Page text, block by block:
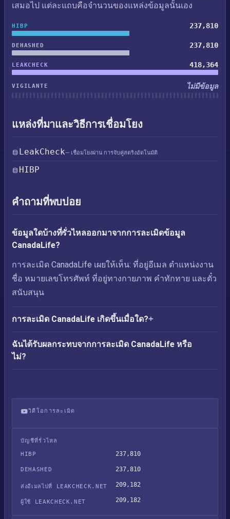
เสมอไป แต่ละแถบคือจำนวนของแหล่งข้อมูลนั้นเอง
HIBP 237,810
DEHASHED 237,810
LEAKCHECK 418,364
VIGILANTE ไม่มีข้อมูล
แหล่งที่มาและวิธีการเชื่อมโยง
LeakCheck— เชื่อมโยงผ่าน การจับคู่สตริงอัตโนมัติ
HIBP
คำถามที่พบบ่อย
ข้อมูลใดบ้างที่รั่วไหลออกมาจากการละเมิดข้อมูล
CanadaLife?
การละเมิด CanadaLife เผยให้เห็น: ที่อยู่อีเมล ตำแหน่งงาน
ชื่อ หมายเลขโทรศัพท์ ที่อยู่ทางกายภาพ คำทักทาย และตั๋ว
สนับสนุน
การละเมิด CanadaLife เกิดขึ้นเมื่อใด?
ฉันได้รับผลกระทบจากการละเมิด CanadaLife หรือ
ไม่?
วิดีโอการละเมิด
บัญชีที่รั่วไหล
HIBP
237,810
DEHASHED 237,810
ส่งอีเมลไปที่ LEAKCHECK.NET 209,182
ผู้ใช้ LEAKCHECK.NET 209,182